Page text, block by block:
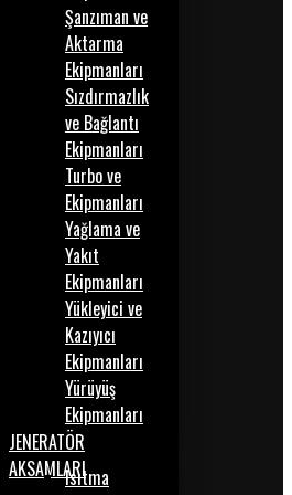
Şanzıman ve
Aktarma
Ekipmanları
Sızdırmazlık
ve Bağlantı
Ekipmanları
Turbo ve
Ekipmanları
Yağlama ve
Yakıt
Ekipmanları
Yükleyici ve
Kazıyıcı
Ekipmanları
Yürüyüş
Ekipmanları
JENERATÖR
AKSAMLARIIsıtma